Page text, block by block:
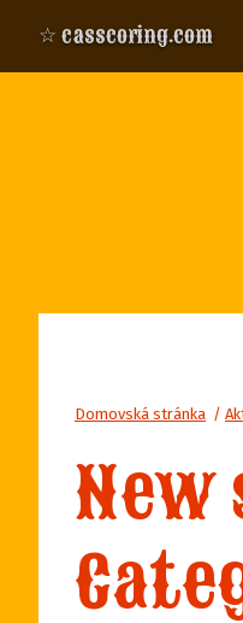
☆ casscoring.com
Domovská stránka /
New